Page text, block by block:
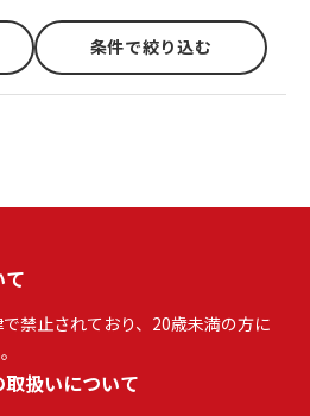
条件で絞り込む
禁止されており、20歳未満の方に
扱いについて